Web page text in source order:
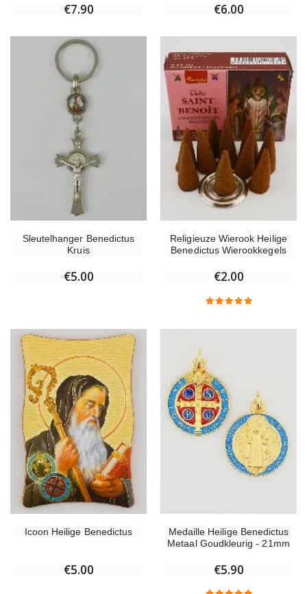
€7.90 €6.00
Sleutelhanger Benedictus
Kruis
€5.00
Religieuze Wierook Heilige
Benedictus Wierookkegels
€2.00
Icoon Heilige Benedictus
€5.00
Medaille Heilige Benedictus
Metaal Goudkleurig - 21mm
€5.90